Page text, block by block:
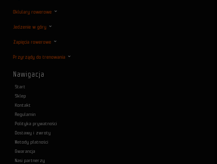
Oklulary rowerowe
Jedzenie w góry
Zapięcia rowerowe
Przyrządy do trenowania
Nawigacja
Start
Sklep
Kontakt
Regulamin
Polityka prywatności
Dostawy i zwroty
Metody płatności
Gwarancja
Nasi partnerzy